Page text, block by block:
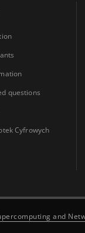
questions
Cyfrowych
and